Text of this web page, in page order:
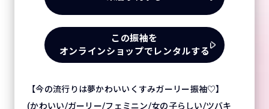
この振袖を
オンラインショップでレンタルする
【今の流行りは夢かわいいくすみガーリー振袖♡】
(かわいい/ガーリー/フェミニン/女の子らしい/ツバキ